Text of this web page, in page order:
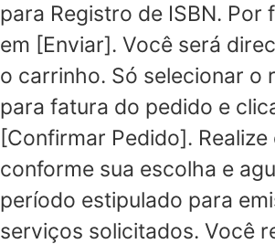
para Registro de ISBN. Por
em [Enviar]. Você será
o carrinho. Só selecionar o
para fatura do pedido e
[Confirmar Pedido].
conforme sua escolha e
período estipulado para
serviços solicitados. Você